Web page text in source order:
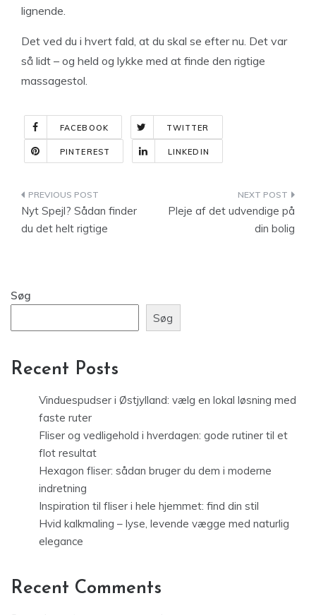
lignende.
Det ved du i hvert fald, at du skal se efter nu. Det var
så lidt – og held og lykke med at finde den rigtige
massagestol.
FACEBOOK TWITTER
PINTEREST LINKEDIN
Indlægsnavigation
Nyt Spejl? Sådan finder
du det helt rigtige
Pleje af det udvendige på
din bolig
Søg
Søg
Recent Posts
Vinduespudser i Østjylland: vælg en lokal løsning med
faste ruter
Fliser og vedligehold i hverdagen: gode rutiner til et
flot resultat
Hexagon fliser: sådan bruger du dem i moderne
indretning
Inspiration til fliser i hele hjemmet: find din stil
Hvid kalkmaling – lyse, levende vægge med naturlig
elegance
Recent Comments